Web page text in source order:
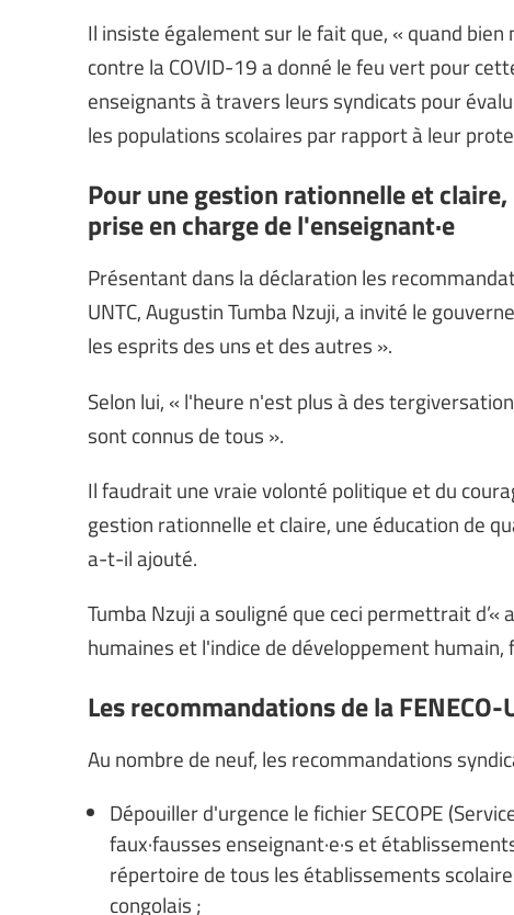
Il insiste également sur le fait que, « quand
contre la COVID-19 a donné le feu vert pour
enseignants à travers leurs syndicats pour
les populations scolaires par rapport à leur
Pour une gestion rationnelle et
prise en charge de l'enseignant·e
Présentant dans la déclaration les
UNTC, Augustin Tumba Nzuji, a invité le
les esprits des uns et des autres ».
Selon lui, « l'heure n'est plus à des
sont connus de tous ».
Il faudrait une vraie volonté politique et du
gestion rationnelle et claire, une éducation de
a-t-il ajouté.
Tumba Nzuji a souligné que ceci permettrait
humaines et l'indice de développement
Les recommandations de la
Au nombre de neuf, les recommandations
Dépouiller d'urgence le fichier SECOPE
faux·fausses enseignant·e·s et
répertoire de tous les établissements
congolais ;